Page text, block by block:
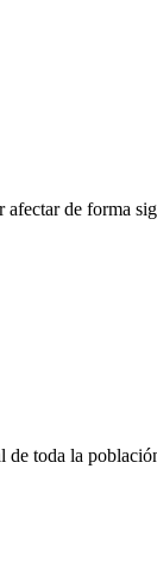
de forma
toda la